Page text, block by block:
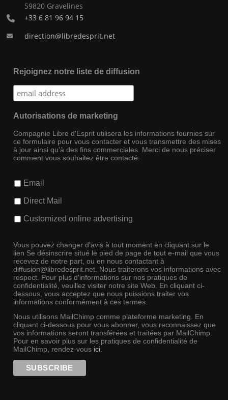
59820 Gravelines
+33 6 81 96 94 15
direction@libredesprit.net
Rejoignez notre liste de diffusion
Autorisations de marketing
Compagnie Libre d'Esprit utilisera les informations fournies sur
ce formulaire pour vous contacter et vous transmettre des mises
à jour ainsi qu'à des fins commerciales. Merci de nous préciser
comment vous souhaitez être contacté:
Email
Direct Mail
Customized online advertising
Vous pouvez changer d'avis à tout moment en cliquant sur le
lien Se désinscrire situé le pied de page de tout e-mail que vous
recevez de notre part, ou en nous contactant à
diffusion@libredesprit.net. Nous traiterons vos informations avec
respect. Pour plus d'informations sur nos pratiques de
confidentialité, veuillez visiter notre site Web. En cliquant ci-
dessous, vous acceptez que nous puissions traiter vos
informations conformément à ces termes.
Nous utilisons MailChimp comme plateforme marketing. En
cliquant ci-dessous pour vous abonner, vous reconnaissez que
vos informations seront transférées et traitées par MailChimp.
Pour en savoir plus sur les pratiques de confidentialité de
MailChimp, rendez-vous ici.